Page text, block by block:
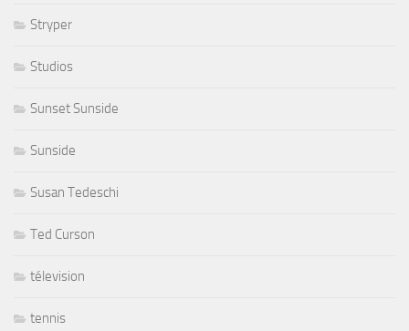
Stryper
Studios
Sunset Sunside
Sunside
Susan Tedeschi
Ted Curson
télevision
tennis